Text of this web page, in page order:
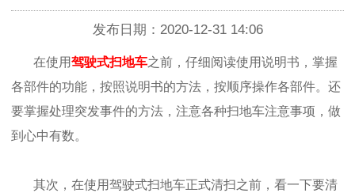
发布日期：2020-12-31 14:06
在使用驾驶式扫地车之前，仔细阅读使用说明书，掌握
各部件的功能，按照说明书的方法，按顺序操作各部件。还
要掌握处理突发事件的方法，注意各种扫地车注意事项，做
到心中有数。
其次，在使用驾驶式扫地车正式清扫之前，看一下要清